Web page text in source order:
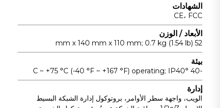
القاسية.
المراقبة.
الشهادات
CE، FCC
الأبعاد / الوزن
52 mm x 140 mm x 110 mm; 0.7 kg (1.54 lb)
بيئة
-40 °C ~ +75 °C (-40 °F ~ +167 °F) operating; IP40
إدارة
الويب، واجهة سطر الأوامر، بروتوكول إدارة الشبكة البسيط